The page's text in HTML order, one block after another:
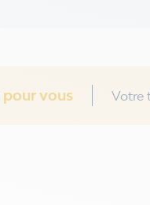
pour vous Votre